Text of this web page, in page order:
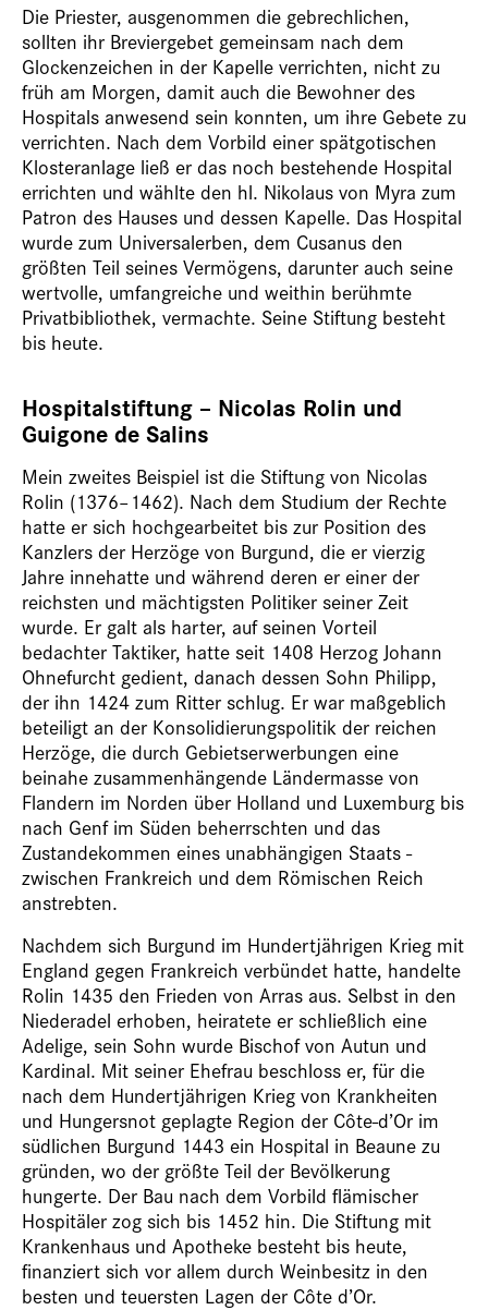
Die Priester, ausgenommen die gebrechlichen,
sollten ihr Breviergebet gemeinsam nach dem
Glockenzeichen in der Kapelle verrichten, nicht zu
früh am Morgen, damit auch die Bewohner des
Hospitals anwesend sein konnten, um ihre Gebete zu
verrichten. Nach dem Vorbild einer spätgotischen
Klosteranlage ließ er das noch bestehende Hospital
errichten und wählte den hl. Nikolaus von Myra zum
Patron des Hauses und dessen Kapelle. Das Hospital
wurde zum Universalerben, dem Cusanus den
größten Teil seines Vermögens, darunter auch seine
wertvolle, umfangreiche und weithin berühmte
Privatbibliothek, vermachte. Seine Stiftung besteht
bis heute.
Hospitalstiftung – Nicolas Rolin und
Guigone de Salins
Mein zweites Beispiel ist die Stiftung von Nicolas
Rolin (1376–1462). Nach dem Studium der Rechte
hatte er sich hochgearbeitet bis zur Position des
Kanzlers der Herzöge von Burgund, die er vierzig
Jahre innehatte und während deren er einer der
reichsten und mächtigsten Politiker seiner Zeit
wurde. Er galt als harter, auf seinen Vorteil
bedachter Taktiker, hatte seit 1408 Herzog Johann
Ohnefurcht gedient, danach dessen Sohn Philipp,
der ihn 1424 zum Ritter schlug. Er war maßgeblich
beteiligt an der Konsolidierungspolitik der reichen
Herzöge, die durch Gebietserwerbungen eine
beinahe zusammenhängende Ländermasse von
Flandern im Norden über Holland und Luxemburg bis
nach Genf im Süden beherrschten und das
Zustandekommen eines unabhängigen Staats ­
zwischen Frankreich und dem Römischen Reich
anstrebten.
Nachdem sich Burgund im Hundertjährigen Krieg mit
England gegen Frankreich verbündet hatte, handelte
Rolin 1435 den Frieden von Arras aus. Selbst in den
Niederadel erhoben, heiratete er schließlich eine
Adelige, sein Sohn wurde Bischof von Autun und
Kardinal. Mit seiner Ehefrau beschloss er, für die
nach dem Hundertjährigen Krieg von Krankheiten
und Hungersnot geplagte Region der ­Côte-d’Or im
südlichen Burgund 1443 ein Hospital in Beaune zu
gründen, wo der größte Teil der Bevölkerung
hungerte. Der Bau nach dem Vorbild flämischer
Hospitäler zog sich bis 1452 hin. Die Stiftung mit
Krankenhaus und Apotheke besteht bis heute,
finanziert sich vor allem durch Weinbesitz in den
besten und teuersten Lagen der Côte d’Or.